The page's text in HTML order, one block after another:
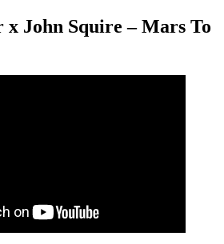
John Squire – Mars To